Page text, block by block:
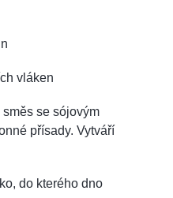
vláken
se sójovým
přísady. Vytváří
do kterého dno